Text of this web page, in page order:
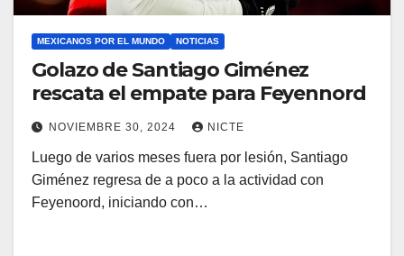
MEXICANOS POR EL MUNDO NOTICIAS
Golazo de Santiago Giménez
rescata el empate para Feyennord
NOVIEMBRE 30, 2024 NICTE
Luego de varios meses fuera por lesión, Santiago
Giménez regresa de a poco a la actividad con
Feyenoord, iniciando con…